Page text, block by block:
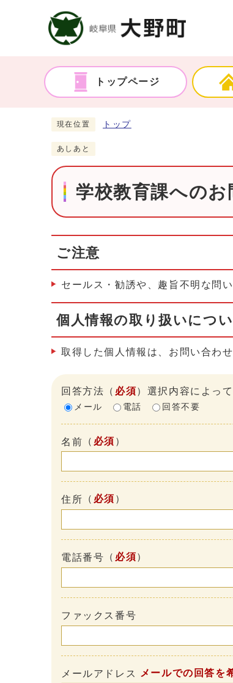
トップページ
現在位置 トップ
あしあと
学校教育課への
ご注意
セールス・勧誘や、趣旨不明な問
個人情報の取り扱いにつ
取得した個人情報は、お問い合わ
回答方法 （ 必須）選択内容によっ
メール 電話 回答不要
名前 （ 必須 ）
住所 （ 必須 ）
電話番号 （ 必須）
ファックス番号
メールアドレス メールでの回答を